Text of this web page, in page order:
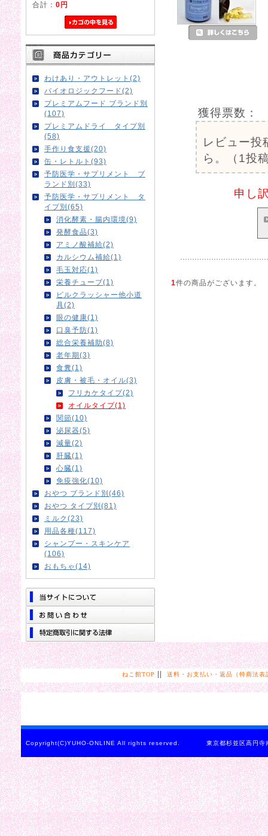
合計： 0円
わけあり・アウトレット(2)
バイオロジックフード(2)
プレミアムフード ブランド別
(107)
プレミアムドライ タイプ別
(58)
手作り食支援(20)
缶・レトルト(93)
予防医学・サプリメント ブ
ランド別(33)
予防医学・サプリメント タ
イプ別(65)
消化酵素・腸内環境(9)
発酵食品(3)
アミノ酸補給(2)
カルシウム補給(1)
毛玉対応(1)
栄養チューブ(1)
ピルクラッシャー他小道
具(2)
眼の健康(1)
口臭予防(1)
総合栄養補助(8)
老年期(3)
食糞(1)
皮膚・被毛・オイル(3)
フリカケタイプ(2)
オイルタイプ(1)
関節(10)
泌尿器(5)
減量(2)
肝臓(1)
心臓(1)
免疫強化(10)
おやつ ブランド別(46)
おやつ タイプ別(81)
ミルク(23)
用品各種(117)
シャンプー・スキンケア
(106)
おもちゃ(14)
獲得票数：
レビュー投
ら。（1投
申し
1 件の商品がございます。
ねこ館TOP || 送料・お支払い・返品（特商法表
Copyright(C)YUHO-ONLINE All rights reserved. 東京都杉並区高円寺